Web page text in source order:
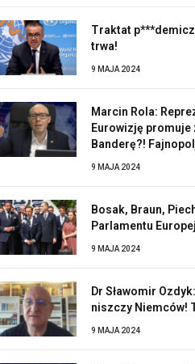
Traktat
trwa!
9 MAJA 2024
Marcin Rola:
Eurowizję
Banderę?!
9 MAJA 2024
Bosak, Braun,
Parlamentu
9 MAJA 2024
Dr Sławomir
niszczy Niemców!
9 MAJA 2024